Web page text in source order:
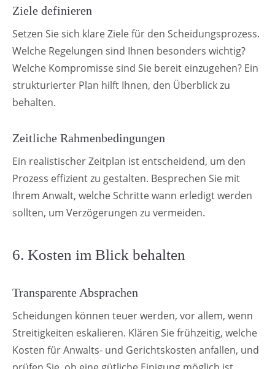
Ziele definieren
Setzen Sie sich klare Ziele für den Scheidungsprozess.
Welche Regelungen sind Ihnen besonders wichtig?
Welche Kompromisse sind Sie bereit einzugehen? Ein
strukturierter Plan hilft Ihnen, den Überblick zu
behalten.
Zeitliche Rahmenbedingungen
Ein realistischer Zeitplan ist entscheidend, um den
Prozess effizient zu gestalten. Besprechen Sie mit
Ihrem Anwalt, welche Schritte wann erledigt werden
sollten, um Verzögerungen zu vermeiden.
6. Kosten im Blick behalten
Transparente Absprachen
Scheidungen können teuer werden, vor allem, wenn
Streitigkeiten eskalieren. Klären Sie frühzeitig, welche
Kosten für Anwalts- und Gerichtskosten anfallen, und